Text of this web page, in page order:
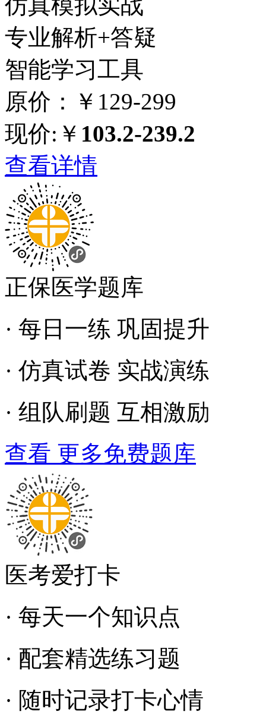
专业解析+答疑
智能学习工具
原价：￥129-299
现价:￥ 103.2-239.2
查看详情
正保医学题库
· 每日一练 巩固提升
· 仿真试卷 实战演练
· 组队刷题 互相激励
查看 更多免费题库
医考爱打卡
· 每天一个知识点
· 配套精选练习题
· 随时记录打卡心情